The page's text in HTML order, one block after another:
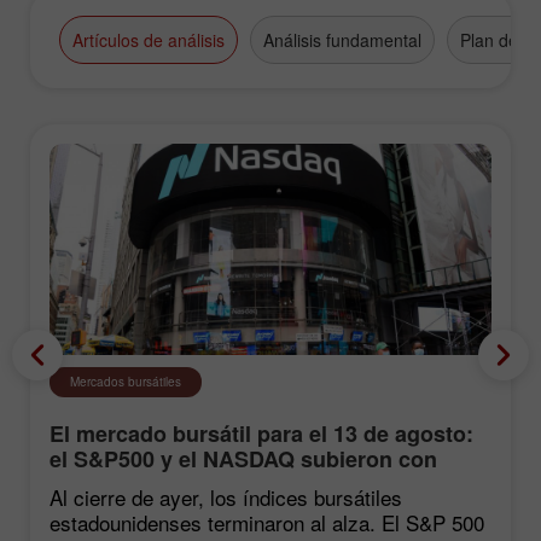
Artículos de análisis Análisis fundamental Plan de
Mercados bursátiles
El mercado bursátil para el 13 de agosto:
el S&P500 y el NASDAQ subieron con
fuerza tras las estadísticas de inflación
Al cierre de ayer, los índices bursátiles
estadounidenses terminaron al alza. El S&P 500